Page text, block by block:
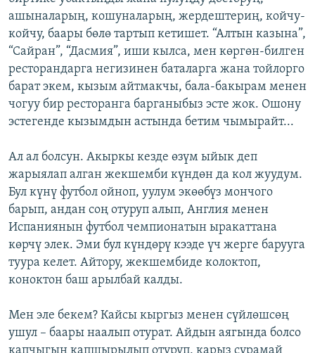
ашыналарың, кошуналарың, жердештериң, койчу-
койчу, баары бөлө тартып кетишет. “Алтын казына”,
“Сайран”, “Дасмия”, иши кылса, мен көргөн-билген
ресторандарга негизинен баталарга жана тойлорго
барат экем, кызым айтмакчы, бала-бакырам менен
чогуу бир ресторанга барганыбыз эсте жок. Ошону
эстегенде кызымдын астында бетим чымырайт...
Ал ал болсун. Акыркы кезде өзүм ыйык деп
жарыялап алган жекшемби күндөн да кол жуудум.
Бул күнү футбол ойноп, уулум экөөбүз мончого
барып, андан соң отуруп алып, Англия менен
Испаниянын футбол чемпионатын ыракаттана
көрчү элек. Эми бул күндөрү кээде үч жерге барууга
туура келет. Айтору, жекшембиде колоктоп,
коноктон баш арылбай калды.
Мен эле бекем? Кайсы кыргыз менен сүйлөшсөң
ушул – баары наалып отурат. Айдын аягында болсо